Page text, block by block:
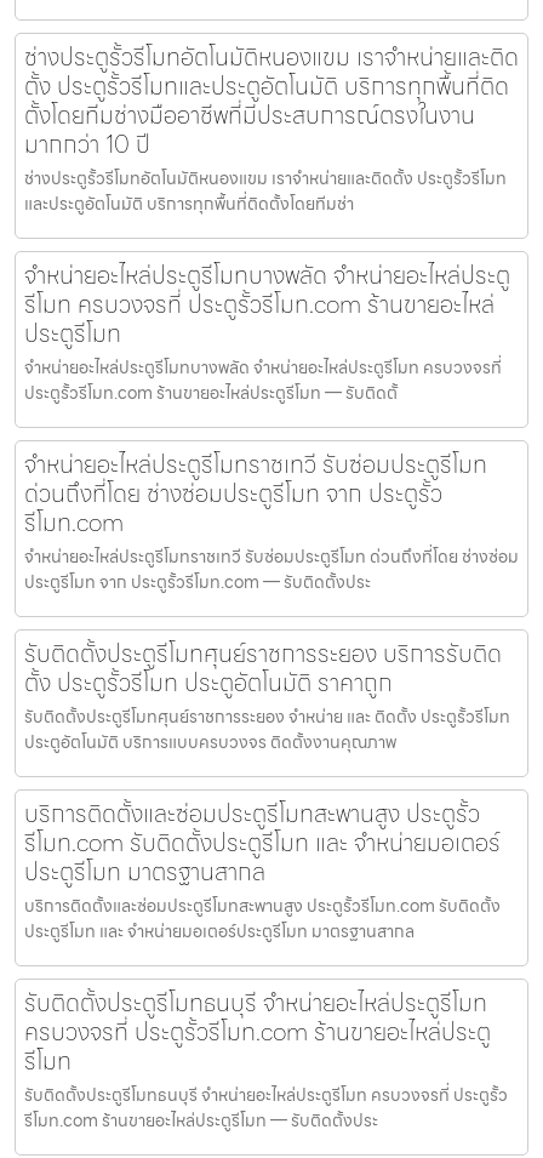
ช่างประตูรั้วรีโมทอัตโนมัติหนองแขม เราจำหน่ายและติด
ตั้ง ประตูรั้วรีโมทและประตูอัตโนมัติ บริการทุกพื้นที่ติด
ตั้งโดยทีมช่างมืออาชีพที่มีประสบการณ์ตรงในงาน
มากกว่า 10 ปี
ช่างประตูรั้วรีโมทอัตโนมัติหนองแขม เราจำหน่ายและติดตั้ง ประตูรั้วรีโมท
และประตูอัตโนมัติ บริการทุกพื้นที่ติดตั้งโดยทีมช่า
จำหน่ายอะไหล่ประตูรีโมทบางพลัด จำหน่ายอะไหล่ประตู
รีโมท ครบวงจรที่ ประตูรั้วรีโมท.com ร้านขายอะไหล่
ประตูรีโมท
จำหน่ายอะไหล่ประตูรีโมทบางพลัด จำหน่ายอะไหล่ประตูรีโมท ครบวงจรที่
ประตูรั้วรีโมท.com ร้านขายอะไหล่ประตูรีโมท — รับติดตั้
จำหน่ายอะไหล่ประตูรีโมทราชเทวี รับซ่อมประตูรีโมท
ด่วนถึงที่โดย ช่างซ่อมประตูรีโมท จาก ประตูรั้ว
รีโมท.com
จำหน่ายอะไหล่ประตูรีโมทราชเทวี รับซ่อมประตูรีโมท ด่วนถึงที่โดย ช่างซ่อม
ประตูรีโมท จาก ประตูรั้วรีโมท.com — รับติดตั้งประ
รับติดตั้งประตูรีโมทศุนย์ราชการระยอง บริการรับติด
ตั้ง ประตูรั้วรีโมท ประตูอัตโนมัติ ราคาถูก
รับติดตั้งประตูรีโมทศุนย์ราชการระยอง จำหน่าย และ ติดตั้ง ประตูรั้วรีโมท
ประตูอัตโนมัติ บริการแบบครบวงจร ติดตั้งงานคุณภาพ
บริการติดตั้งและซ่อมประตูรีโมทสะพานสูง ประตูรั้ว
รีโมท.com รับติดตั้งประตูรีโมท และ จำหน่ายมอเตอร์
ประตูรีโมท มาตรฐานสากล
บริการติดตั้งและซ่อมประตูรีโมทสะพานสูง ประตูรั้วรีโมท.com รับติดตั้ง
ประตูรีโมท และ จำหน่ายมอเตอร์ประตูรีโมท มาตรฐานสากล
รับติดตั้งประตูรีโมทธนบุรี จำหน่ายอะไหล่ประตูรีโมท
ครบวงจรที่ ประตูรั้วรีโมท.com ร้านขายอะไหล่ประตู
รีโมท
รับติดตั้งประตูรีโมทธนบุรี จำหน่ายอะไหล่ประตูรีโมท ครบวงจรที่ ประตูรั้ว
รีโมท.com ร้านขายอะไหล่ประตูรีโมท — รับติดตั้งประ